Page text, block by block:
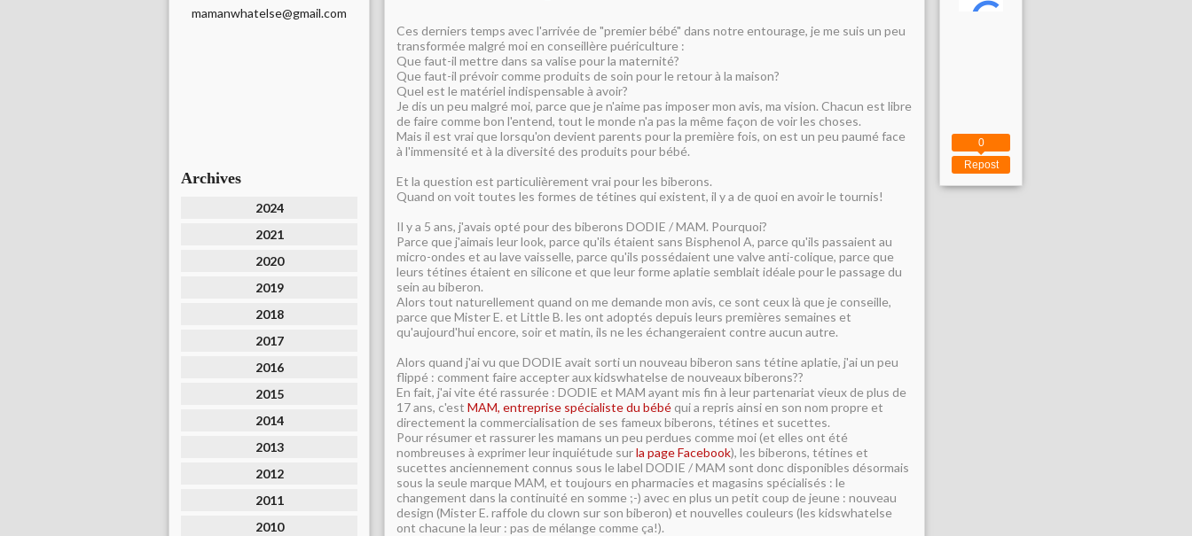
mamanwhatelse@gmail.com
Archives
2024
2021
2020
2019
2018
2017
2016
2015
2014
2013
2012
2011
2010
Ces derniers temps avec l'arrivée de "premier bébé" dans notre entourage, je me suis un peu
transformée malgré moi en conseillère puériculture :
Que faut-il mettre dans sa valise pour la maternité?
Que faut-il prévoir comme produits de soin pour le retour à la maison?
Quel est le matériel indispensable à avoir?
Je dis un peu malgré moi, parce que je n'aime pas imposer mon avis, ma vision. Chacun est libre
de faire comme bon l'entend, tout le monde n'a pas la même façon de voir les choses.
Mais il est vrai que lorsqu'on devient parents pour la première fois, on est un peu paumé face
à l'immensité et à la diversité des produits pour bébé.
Et la question est particulièrement vrai pour les biberons.
Quand on voit toutes les formes de tétines qui existent, il y a de quoi en avoir le tournis!
Il y a 5 ans, j'avais opté pour des biberons DODIE / MAM. Pourquoi?
Parce que j'aimais leur look, parce qu'ils étaient sans Bisphenol A, parce qu'ils passaient au
micro-ondes et au lave vaisselle, parce qu'ils possédaient une valve anti-colique, parce que
leurs tétines étaient en silicone et que leur forme aplatie semblait idéale pour le passage du
sein au biberon.
Alors tout naturellement quand on me demande mon avis, ce sont ceux là que je conseille,
parce que Mister E. et Little B. les ont adoptés depuis leurs premières semaines et
qu'aujourd'hui encore, soir et matin, ils ne les échangeraient contre aucun autre.
Alors quand j'ai vu que DODIE avait sorti un nouveau biberon sans tétine aplatie, j'ai un peu
flippé : comment faire accepter aux kidswhatelse de nouveaux biberons??
En fait, j'ai vite été rassurée : DODIE et MAM ayant mis fin à leur partenariat vieux de plus de
17 ans, c'est MAM, entreprise spécialiste du bébé qui a repris ainsi en son nom propre et
directement la commercialisation de ses fameux biberons, tétines et sucettes.
Pour résumer et rassurer les mamans un peu perdues comme moi (et elles ont été
nombreuses à exprimer leur inquiétude surla page Facebook), les biberons, tétines et
sucettes anciennement connus sous le label DODIE / MAM sont donc disponibles désormais
sous la seule marque MAM, et toujours en pharmacies et magasins spécialisés : le
changement dans la continuité en somme ;-) avec en plus un petit coup de jeune : nouveau
design (Mister E. raffole du clown sur son biberon) et nouvelles couleurs (les kidswhatelse
ont chacune la leur : pas de mélange comme ça!).
Repost
0